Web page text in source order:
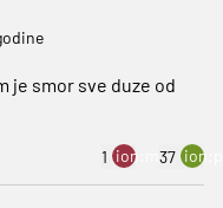
je smor sve duze od
1 ion:minus
37